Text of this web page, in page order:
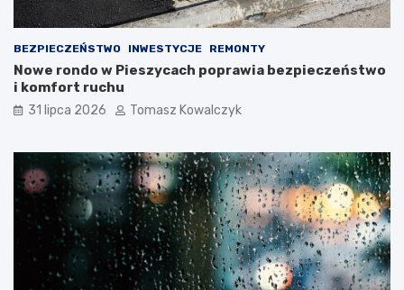
BEZPIECZEŃSTWO INWESTYCJE REMONTY
Nowe rondo w Pieszycach poprawia bezpieczeństwo
i komfort ruchu
31 lipca 2026 Tomasz Kowalczyk